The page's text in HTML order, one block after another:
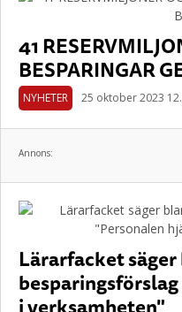
41
BESPARINGAR
NYHETER 25 oktober 2023
Annons:
Lärarfacket